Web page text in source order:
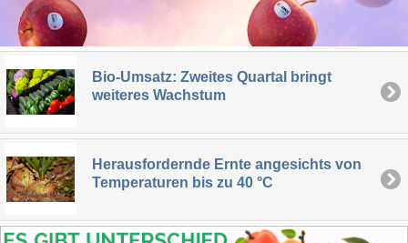
Bio-Umsatz: Zweites Quartal bringt
weiteres Wachstum
Herausfordernde Ernte angesichts von
Temperaturen bis zu 40 °C